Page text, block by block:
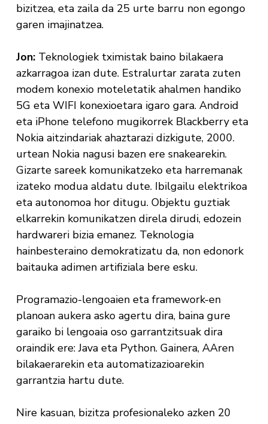
bizitzea, eta zaila da 25 urte barru non egongo
garen imajinatzea.
Jon: Teknologiek tximistak baino bilakaera
azkarragoa izan dute. Estralurtar zarata zuten
modem konexio moteletatik ahalmen handiko
5G eta WIFI konexioetara igaro gara. Android
eta iPhone telefono mugikorrek Blackberry eta
Nokia aitzindariak ahaztarazi dizkigute, 2000.
urtean Nokia nagusi bazen ere snakearekin.
Gizarte sareek komunikatzeko eta harremanak
izateko modua aldatu dute. Ibilgailu elektrikoa
eta autonomoa hor ditugu. Objektu guztiak
elkarrekin komunikatzen direla dirudi, edozein
hardwareri bizia emanez. Teknologia
hainbesteraino demokratizatu da, non edonork
baitauka adimen artifiziala bere esku.
Programazio-lengoaien eta framework-en
planoan aukera asko agertu dira, baina gure
garaiko bi lengoaia oso garrantzitsuak dira
oraindik ere: Java eta Python. Gainera, AAren
bilakaerarekin eta automatizazioarekin
garrantzia hartu dute.
Nire kasuan, bizitza profesionaleko azken 20